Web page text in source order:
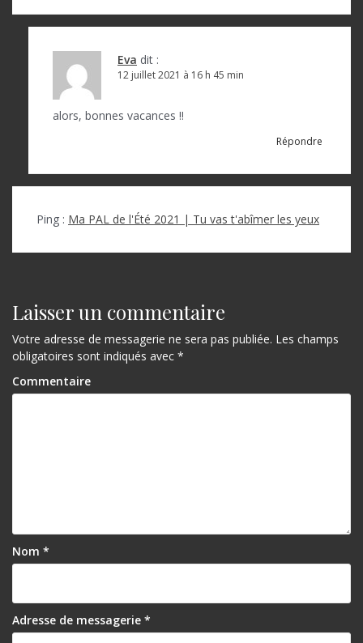
Eva dit :
12 juillet 2021 à 16 h 45 min
alors, bonnes vacances !!
Répondre
Ping : Ma PAL de l'Été 2021 | Tu vas t'abîmer les yeux
Laisser un commentaire
Votre adresse de messagerie ne sera pas publiée. Les champs
obligatoires sont indiqués avec *
Commentaire
Nom *
Adresse de messagerie *